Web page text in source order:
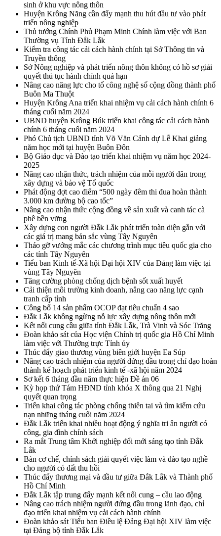
sinh ở khu vực nông thôn
Huyện Krông Năng cần đẩy mạnh thu hút đầu tư vào phát
triển nông nghiệp
Thủ tướng Chính Phủ Phạm Minh Chính làm việc với Ban
Thường vụ Tỉnh Đắk Lắk
Kiểm tra công tác cải cách hành chính tại Sở Thông tin và
Truyền thông
Sở Nông nghiệp và phát triển nông thôn không có hồ sơ giải
quyết thủ tục hành chính quá hạn
Nâng cao năng lực cho tổ công nghệ số cộng đồng thành phố
Buôn Ma Thuột
Huyện Krông Ana triển khai nhiệm vụ cải cách hành chính 6
tháng cuối năm 2024
UBND huyện Krông Búk triển khai công tác cải cách hành
chính 6 tháng cuối năm 2024
Phó Chủ tịch UBND tỉnh Võ Văn Cảnh dự Lễ Khai giảng
năm học mới tại huyện Buôn Đôn
Bộ Giáo dục và Đào tạo triển khai nhiệm vụ năm học 2024-
2025
Nâng cao nhận thức, trách nhiệm của mỗi người dân trong
xây dựng và bảo vệ Tổ quốc
Phát động đợt cao điểm “500 ngày đêm thi đua hoàn thành
3.000 km đường bộ cao tốc”
Nâng cao nhận thức cộng đồng về sản xuất và canh tác cà
phê bền vững
Xây dựng con người Đắk Lắk phát triển toàn diện gắn với
các giá trị mang bản sắc vùng Tây Nguyên
Tháo gỡ vướng mắc các chương trình mục tiêu quốc gia cho
các tỉnh Tây Nguyên
Tiểu ban Kinh tế-Xã hội Đại hội XIV của Đảng làm việc tại
vùng Tây Nguyên
Tăng cường phòng chống dịch bệnh sốt xuất huyết
Cải thiện môi trường kinh doanh, nâng cao năng lực cạnh
tranh cấp tỉnh
Công bố 14 sản phẩm OCOP đạt tiêu chuẩn 4 sao
Đắk Lắk không ngừng nỗ lực xây dựng nông thôn mới
Kết nối cung cầu giữa tỉnh Đắk Lắk, Trà Vinh và Sóc Trăng
Đoàn khảo sát của Học viện Chính trị quốc gia Hồ Chí Minh
làm việc với Thường trực Tỉnh ủy
Thúc đẩy giao thương vùng biên giới huyện Ea Súp
Nâng cao trách nhiệm của người đứng đầu trong chỉ đạo hoàn
thành kế hoạch phát triển kinh tế -xã hội năm 2024
Sơ kết 6 tháng đầu năm thực hiện Đề án 06
Kỳ họp thứ Tám HĐND tỉnh khóa X thông qua 21 Nghị
quyết quan trọng
Triển khai công tác phòng chống thiên tai và tìm kiếm cứu
nạn những tháng cuối năm 2024
Đắk Lắk triển khai nhiều hoạt động ý nghĩa tri ân người có
công, gia đình chính sách
Ra mắt Trung tâm Khởi nghiệp đổi mới sáng tạo tỉnh Đắk
Lắk
Bàn cơ chế, chính sách giải quyết việc làm và đào tạo nghề
cho người có đất thu hồi
Thúc đẩy thương mại và đầu tư giữa Đắk Lắk và Thành phố
Hồ Chí Minh
Đắk Lắk tập trung đẩy mạnh kết nối cung – cầu lao động
Nâng cao trách nhiệm người đứng đầu trong lãnh đạo, chỉ
đạo triển khai nhiệm vụ cải cách hành chính
Đoàn khảo sát Tiểu ban Điều lệ Đảng Đại hội XIV làm việc
tại Đảng bộ tỉnh Đắk Lắk